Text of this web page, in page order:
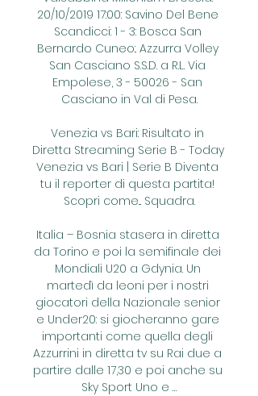
20/10/2019 17:00: Savino Del Bene
Scandicci: 1 - 3: Bosca San
Bernardo Cuneo:. Azzurra Volley
San Casciano S.S.D. a R.L. Via
Empolese, 3 - 50026 - San
Casciano in Val di Pesa.
Venezia vs Bari: Risultato in
Diretta Streaming Serie B - Today
Venezia vs Bari | Serie B Diventa
tu il reporter di questa partita!
Scopri come... Squadra.
Italia – Bosnia stasera in diretta
da Torino e poi la semifinale dei
Mondiali U20 a Gdynia. Un
martedì da leoni per i nostri
giocatori della Nazionale senior
e Under20: si giocheranno gare
importanti come quella degli
Azzurrini in diretta tv su Rai due a
partire dalle 17,30 e poi anche su
Sky Sport Uno e …